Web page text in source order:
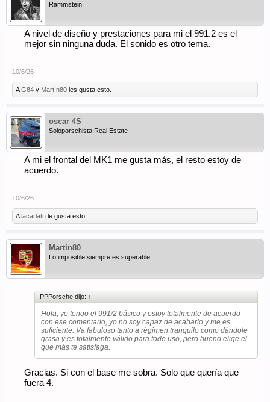
Rammstein
A nivel de diseño y prestaciones para mi el 991.2 es el
mejor sin ninguna duda. El sonido es otro tema.
10/6/26
AG84 y Martín80 les gusta esto.
oscar 4S
Soloporschista Real Estate
A mi el frontal del MK1 me gusta más, el resto estoy de
acuerdo.
10/6/26
Alacarlatu le gusta esto.
Martín80
Lo imposible siempre es superable.
PPPorsche dijo: ↑
Hola, yo tengo el 991/2 básico y estoy totalmente de acuerdo
con ese comentario, yo no soy capaz de acabarlo y me es
suficiente. Va fabuloso tanto a régimen tranquilo como dándole
grasa y es totalmente válido para todo uso, pero bueno elige el
que más te satisfaga.
Gracias. Si con el base me sobra. Solo que quería que
fuera 4.